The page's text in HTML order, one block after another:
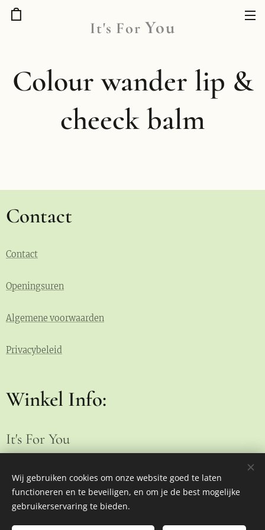
It's For You
Colour wander lip &
cheeck balm
Contact
Contact
Openingsuren
Algemene voorwaarden
Privacybeleid
Winkel Info:
It's For You
9255 Buggenhout
GSM: 0472/ 43 33 54
Wij gebruiken cookies om onze website goed te laten
functioneren en te beveiligen, en om je de best mogelijke
gebruikerservaring te bieden.